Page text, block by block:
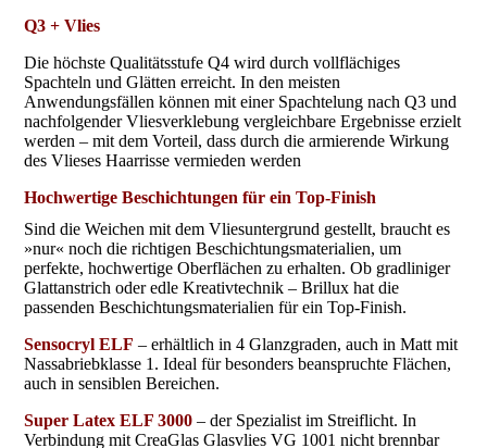
Q3 + Vlies
Die höchste Qualitätsstufe Q4 wird durch vollflächiges
Spachteln und Glätten erreicht. In den meisten
Anwendungsfällen können mit einer Spachtelung nach Q3 und
nachfolgender Vliesverklebung vergleichbare Ergebnisse erzielt
werden – mit dem Vorteil, dass durch die armierende Wirkung
des Vlieses Haarrisse vermieden werden
Hochwertige Beschichtungen für ein Top-Finish
Sind die Weichen mit dem Vliesuntergrund gestellt, braucht es
»nur« noch die richtigen Beschichtungsmaterialien, um
perfekte, hochwertige Oberflächen zu erhalten. Ob gradliniger
Glattanstrich oder edle Kreativtechnik – Brillux hat die
passenden Beschichtungsmaterialien für ein Top-Finish.
Sensocryl ELF – erhältlich in 4 Glanzgraden, auch in Matt mit
Nassabriebklasse 1. Ideal für besonders beanspruchte Flächen,
auch in sensiblen Bereichen.
Super Latex ELF 3000 – der Spezialist im Streiflicht. In
Verbindung mit CreaGlas Glasvlies VG 1001 nicht brennbar